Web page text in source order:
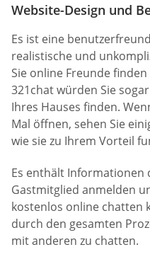
Website-Design und
Es ist eine
realistische und
Sie online Freunde
321chat würden Sie
Ihres Hauses finden.
Mal öffnen, sehen Sie
wie sie zu Ihrem Vorteil
Es enthält Informationen
Gastmitglied anmelden
kostenlos online chatten
durch den gesamten
mit anderen zu chatten.